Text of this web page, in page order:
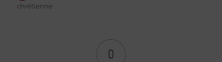
chrétienne
0